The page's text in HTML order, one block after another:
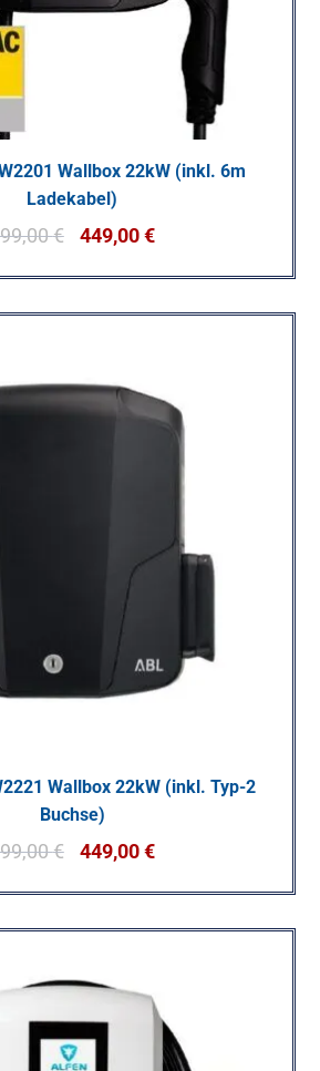
Wallbox 22kW (inkl. 6m
Ladekabel)
€ 449,00€
Wallbox 22kW (inkl. Typ-2
Buchse)
€ 449,00€